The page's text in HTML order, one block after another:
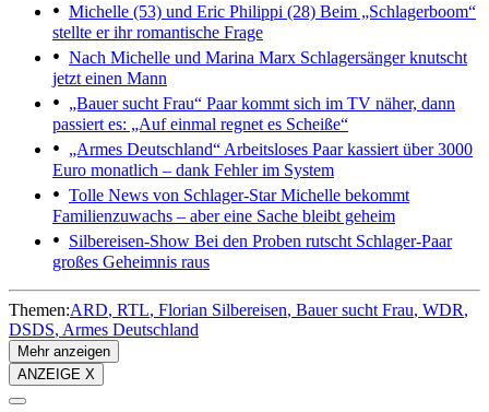
Michelle (53) und Eric Philippi (28) Beim „Schlagerboom“
stellte er ihr romantische Frage
Nach Michelle und Marina Marx Schlagersänger knutscht
jetzt einen Mann
„Bauer sucht Frau“ Paar kommt sich im TV näher, dann
passiert es: „Auf einmal regnet es Scheiße“
„Armes Deutschland“ Arbeitsloses Paar kassiert über 3000
Euro monatlich – dank Fehler im System
Tolle News von Schlager-StarMichelle bekommt
Familienzuwachs – aber eine Sache bleibt geheim
Silbereisen-Show Bei den Proben rutscht Schlager-Paar
großes Geheimnis raus
Themen:ARD RTL Florian Silbereisen Bauer sucht Frau WDR
DSDS Armes Deutschland
Mehr anzeigen
ANZEIGE X